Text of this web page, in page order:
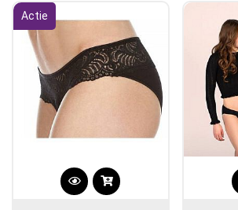
Actie
Dit